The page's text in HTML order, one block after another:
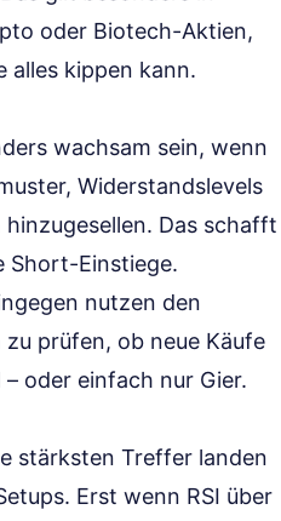
oder Biotech-Aktien,
alles kippen kann.
wachsam sein, wenn
Widerstandslevels
Das schafft
Short-Einstiege.
nutzen den
prüfen, ob neue Käufe
oder einfach nur Gier.
stärksten Treffer landen
Erst wenn RSI über